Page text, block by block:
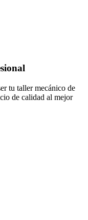
tu taller mecánico de
de calidad al mejor